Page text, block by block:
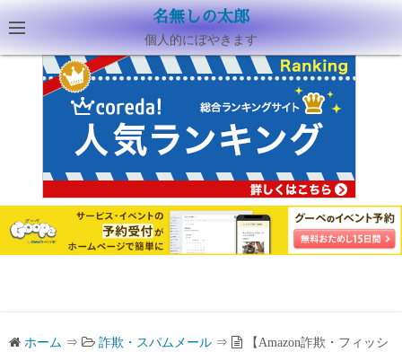
名無しの太郎
個人的にぼやきます
ホーム ⇒ 詐欺・スパムメール ⇒
【Amazon詐欺・フィッシ